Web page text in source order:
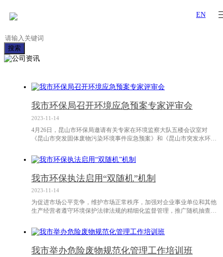
EN
搜索
我市环保局召开环境应急预案专家评审会
2023-11-14
4月26日，昆山市环保局邀请有关专家在环境监察大队五楼会议室对
《昆山市突发固体废物污染环境事件应急预案》和《昆山市突发水环境
和昆山市经信委、公安局、住建局、水利（水务）局等单位分管领导出
席了会议。与会人员认真审阅了两份预案，听取了编制单位（苏州科技
《昆山市突发固体废物污染环境事
我市环保执法启用“双随机”机制
2023-11-14
为促进市场公平竞争，维护市场正常秩序，加强对企业事业单位和其他
生产经营者遵守环境保护法律法规的精细化监督管理，推广随机抽查制
查制度实施方案》（昆环[2016]24号），我局于2016年4月28日上午8点
半在环境监察大队会议室，由我局相关负责人通过监察执法动态管理平
台，随机抽取执法人员2组，检查对象4家。根据此方案，双随机抽查将
作为环境执
我市举办危险废物规范化管理工作培训班